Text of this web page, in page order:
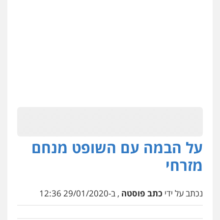
על הבמה עם השופט מנחם
מזרחי
נכתב על ידי כתב פוסטה , ב-29/01/2020 12:36